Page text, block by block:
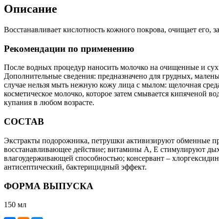
Описание
Восстанавливает кислотность кожного покрова, очищает
Рекомендации по применению
После водных процедур наносить молочко на очищенные и
Дополнительные сведения: предназначено для грудных,
случае нельзя мыть нежную кожу лица с мылом: щелочная
косметическое молочко, которое затем смывается кипяченой
купания в любом возрасте.
СОСТАВ
Экстракты подорожника, петрушки активизируют обменные
восстанавливающее действие; витамины А, Е стимулируют
влагоудерживающей способностью; консервант –
антисептический, бактерицидный эффект.
ФОРМА ВЫПУСКА
150 мл